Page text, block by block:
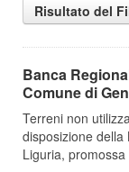
Risultato del
Banca
Comune di
Terreni non
disposizione della
Liguria,